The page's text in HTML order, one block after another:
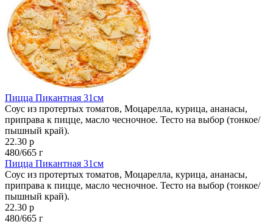
Пицца Пикантная 31см
Соус из протертых томатов, Моцарелла, курица, ананасы,
приправа к пицце, масло чесночное. Тесто на выбор (тонкое/
пышный край).
22.30 р
480/665 г
Пицца Пикантная 31см
Соус из протертых томатов, Моцарелла, курица, ананасы,
приправа к пицце, масло чесночное. Тесто на выбор (тонкое/
пышный край).
22.30 р
480/665 г